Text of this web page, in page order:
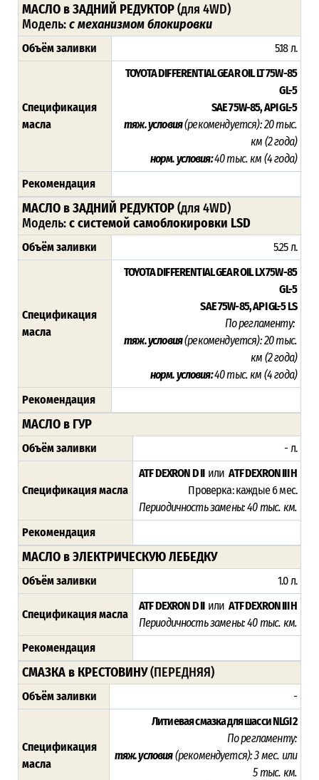
МАСЛО в ЗАДНИЙ РЕДУКТОР(для 4WD)
Модель:с механизмом блокировки
Объём заливки 5.18 л.
Спецификация
масла
TOYOTA DIFFERENTIAL GEAR OIL LT 75W-85
GL-5
SAE 75W-85, API GL-5
тяж. условия(рекомендуется):20 тыс.
км (2 года)
норм. условия:40 тыс. км (4 года)
Рекомендация
МАСЛО в ЗАДНИЙ РЕДУКТОР(для 4WD)
Модель:с системой самоблокировки LSD
Объём заливки 5.25 л.
Спецификация
масла
TOYOTA DIFFERENTIAL GEAR OIL LX 75W-85
GL-5
SAE 75W-85, API GL-5 LS
По регламенту:
тяж. условия(рекомендуется):20 тыс.
км (2 года)
норм. условия:40 тыс. км (4 года)
Рекомендация
МАСЛО в ГУР
Объём заливки - л.
Спецификация масла
ATF DEXRON D II илиATF DEXRON III H
Проверка: каждые 6 мес.
Периодичность замены: 40 тыс. км.
Рекомендация
МАСЛО в ЭЛЕКТРИЧЕСКУЮ ЛЕБЕДКУ
Объём заливки 1.0 л.
Спецификация масла
ATF DEXRON D II илиATF DEXRON III H
Периодичность замены: 40 тыс. км.
Рекомендация
СМАЗКА в КРЕСТОВИНУ(ПЕРЕДНЯЯ)
Объём заливки -
Спецификация
масла
Литиевая смазка для шасси NLGI 2
По регламенту:
тяж. условия(рекомендуется): 3 мес. или
5 тыс. км.